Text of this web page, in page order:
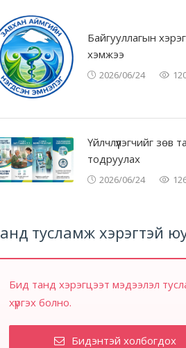
Байгууллагын
хэмжээ
2026/06/24
Үйлчлүүлэгчийг зөв
тодруулах
2026/06/24
тусламж хэрэгтэй
Бид танд хэрэгцээт мэдээлэл
хүргэх болно.
Бидэнтэй холбогдох